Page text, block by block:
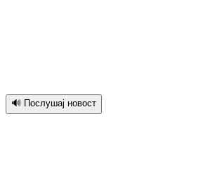
🔊 Послушај новост